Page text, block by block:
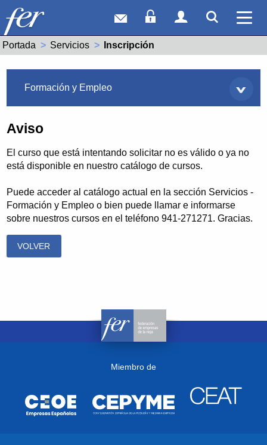
Correo webAcceso Socios
Acceso
Portada Servicios Actual:
Inscripción
Formación y Empleo
Aviso
El curso que está intentando solicitar no es válido o ya no
está disponible en nuestro catálogo de cursos.
Puede acceder al catálogo actual en la sección Servicios -
Formación y Empleo o bien puede llamar e informarse
sobre nuestros cursos en el teléfono 941-271271. Gracias.
VOLVER
Miembro de